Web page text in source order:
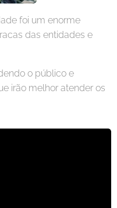
foi um enorme
das entidades e
o público e
irão melhor atender os